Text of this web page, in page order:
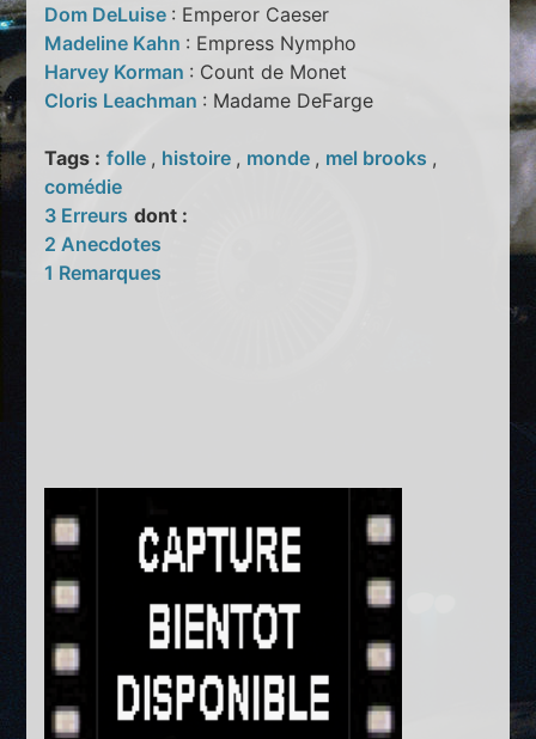
Dom DeLuise : Emperor Caeser
Madeline Kahn : Empress Nympho
Harvey Korman : Count de Monet
Cloris Leachman : Madame DeFarge
Tags : folle , histoire , monde , mel brooks ,
comédie
3 Erreurs dont :
2 Anecdotes
1 Remarques